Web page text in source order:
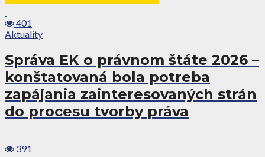
401
Aktuality
Správa EK o právnom štáte 2026 –
konštatovaná bola potreba
zapájania zainteresovaných strán
do procesu tvorby práva
391